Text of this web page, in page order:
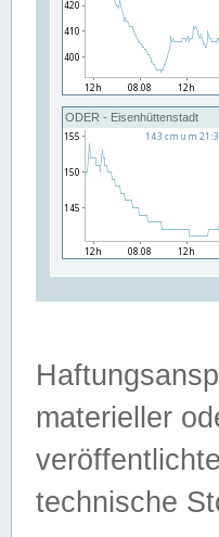
ODER - Eisenhüttenstadt
materieller
technische